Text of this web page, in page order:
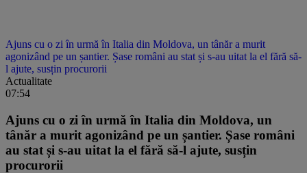
Ajuns cu o zi în urmă în Italia din Moldova, un tânăr a murit
agonizând pe un șantier. Șase români au stat și s-au uitat la el fără să-
l ajute, susțin procurorii
Actualitate
07:54
Ajuns cu o zi în urmă în Italia din Moldova, un
tânăr a murit agonizând pe un șantier. Șase români
au stat și s-au uitat la el fără să-l ajute, susțin
procurorii